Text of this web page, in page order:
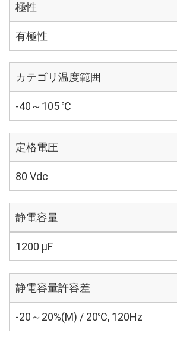
極性
有極性
カテゴリ温度範囲
-40～105 ℃
定格電圧
80 Vdc
静電容量
1200 µF
静電容量許容差
-20～20%(M) / 20℃, 120Hz